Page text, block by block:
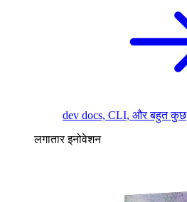
dev docs, CLI, और बहुत कुछ
लगातार इनोवेशन